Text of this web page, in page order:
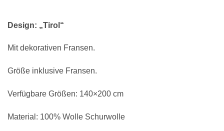
Design: „Tirol“
Mit dekorativen Fransen.
Größe inklusive Fransen.
Verfügbare Größen: 140×200 cm
Material: 100% Wolle Schurwolle